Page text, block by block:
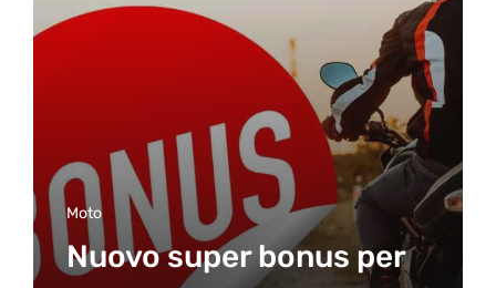
Moto
Nuovo super bonus per